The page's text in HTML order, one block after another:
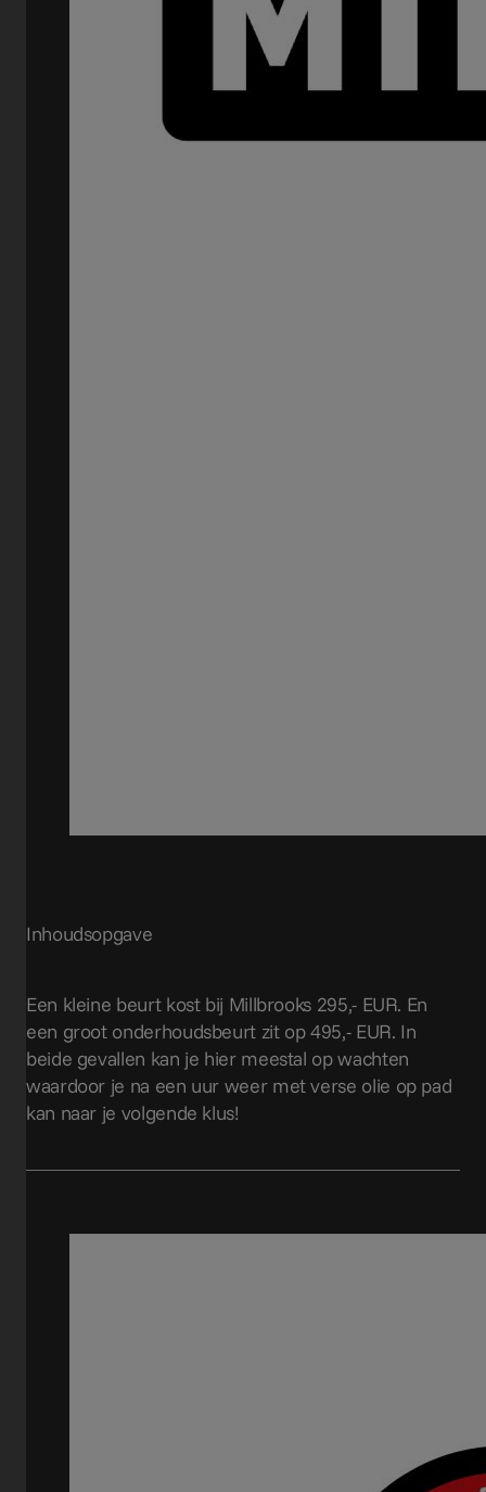
Inhoudsopgave
Een kleine beurt kost bij Millbrooks 295,- EUR. En
een groot onderhoudsbeurt zit op 495,- EUR. In
beide gevallen kan je hier meestal op wachten
waardoor je na een uur weer met verse olie op pad
kan naar je volgende klus!